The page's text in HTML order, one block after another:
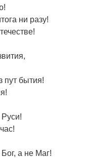
ни разу!
пут бытия!
а не Маг!